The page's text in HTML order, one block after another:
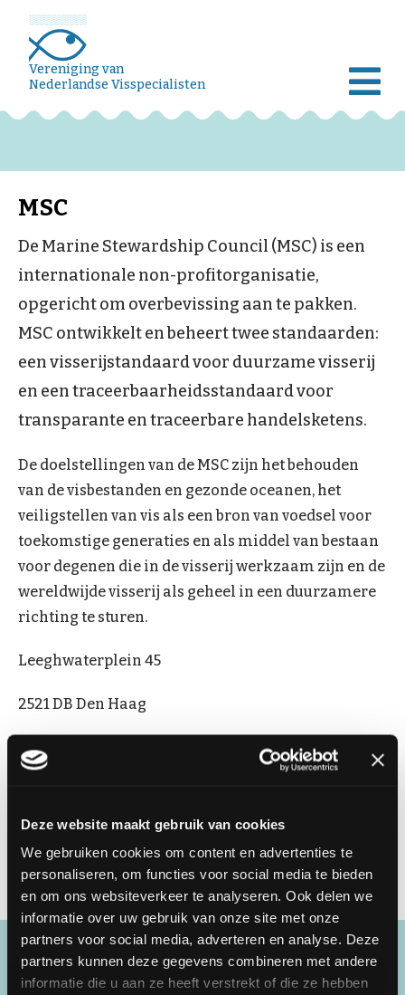
Deze website maakt gebruik van cookies
We gebruiken cookies om content en advertenties te
personaliseren, om functies voor social media te bieden
en om ons websiteverkeer te analyseren. Ook delen we
informatie over uw gebruik van onze site met onze
partners voor social media, adverteren en analyse. Deze
partners kunnen deze gegevens combineren met andere
informatie die u aan ze heeft verstrekt of die ze hebben
Vereniging van
Nederlandse Visspecialisten
MSC
De Marine Stewardship Council (MSC) is een
internationale non-profitorganisatie,
opgericht om overbevissing aan te pakken.
MSC ontwikkelt en beheert twee standaarden:
een visserijstandaard voor duurzame visserij
en een traceerbaarheidsstandaard voor
transparante en traceerbare handelsketens.
De doelstellingen van de MSC zijn het behouden
van de visbestanden en gezonde oceanen, het
veiligstellen van vis als een bron van voedsel voor
toekomstige generaties en als middel van bestaan
voor degenen die in de visserij werkzaam zijn en de
wereldwijde visserij als geheel in een duurzamere
richting te sturen.
Leeghwaterplein 45
2521 DB Den Haag
T. 070-3605979
W.www.msc.org